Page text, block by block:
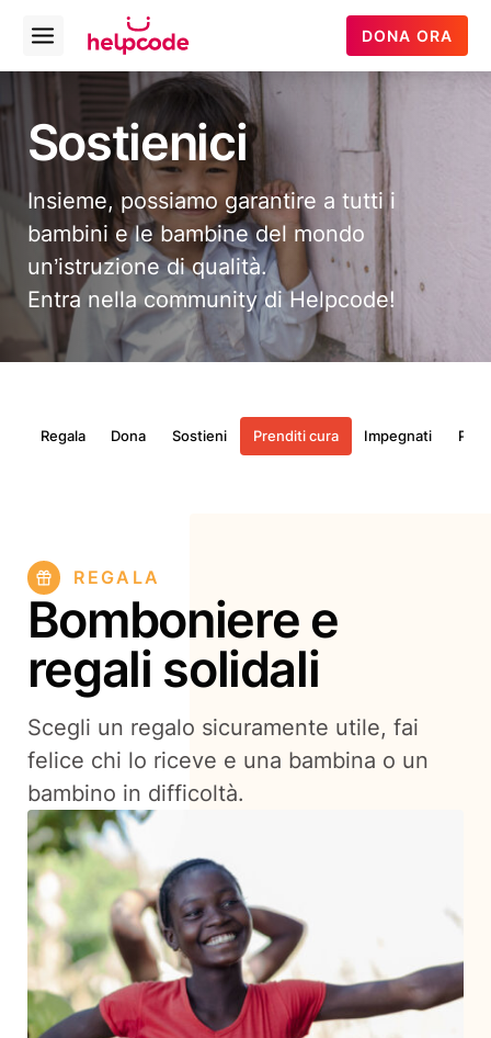
al
contenuto
Helpcode
Italia
Open
menu
DONA ORA
Sostienici
Insieme, possiamo garantire a tutti i
bambini e le bambine del mondo
un’istruzione di qualità.
Entra nella community di Helpcode!
Regala Dona Sostieni Prenditi cura Impegnati
REGALA
Bomboniere e
regali solidali
Scegli un regalo sicuramente utile, fai
felice chi lo riceve e una bambina o un
bambino in difficoltà.